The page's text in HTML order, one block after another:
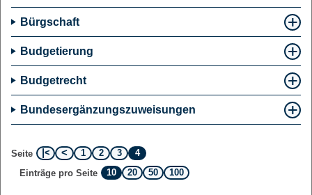
Bürgschaft
Budgetierung
Budgetrecht
Bundesergänzungszuweisungen
Seite 1 2 3
4
Einträge pro Seite
10 20 50 100